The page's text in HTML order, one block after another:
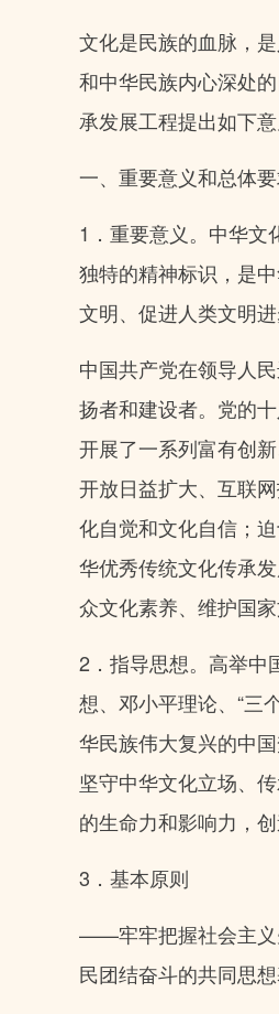
文化是民族的血脉，
和中华民族内心深处
承发展工程提出如下意
一、重要意义和总体
1．重要意义。中华文
独特的精神标识，是
文明、促进人类文明
中国共产党在领导人
扬者和建设者。党的
开展了一系列富有创
开放日益扩大、互联
化自觉和文化自信；
华优秀传统文化传承
众文化素养、维护国
2．指导思想。高举中
想、邓小平理论、“三
华民族伟大复兴的中
坚守中华文化立场、
的生命力和影响力，创
3．基本原则
——牢牢把握社会主义
民团结奋斗的共同思